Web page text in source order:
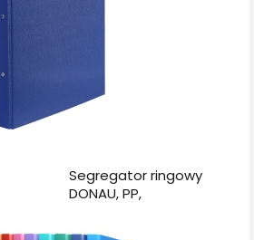
Segregator ringowy
DONAU, PP,
kolorów